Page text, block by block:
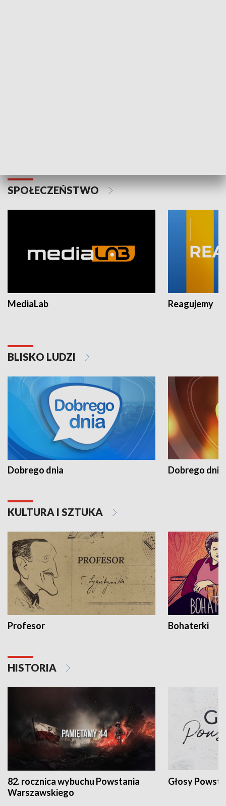
SPOŁECZEŃSTWO
MediaLab Reagujemy
BLISKO LUDZI
Dobrego dnia Dobrego dnia
KULTURA I SZTUKA
Profesor Bohaterki
HISTORIA
82. rocznica wybuchu Powstania
Warszawskiego
Głosy